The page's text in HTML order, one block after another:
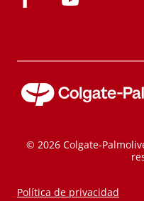
© 2026 Colgate-
Política de privacidad